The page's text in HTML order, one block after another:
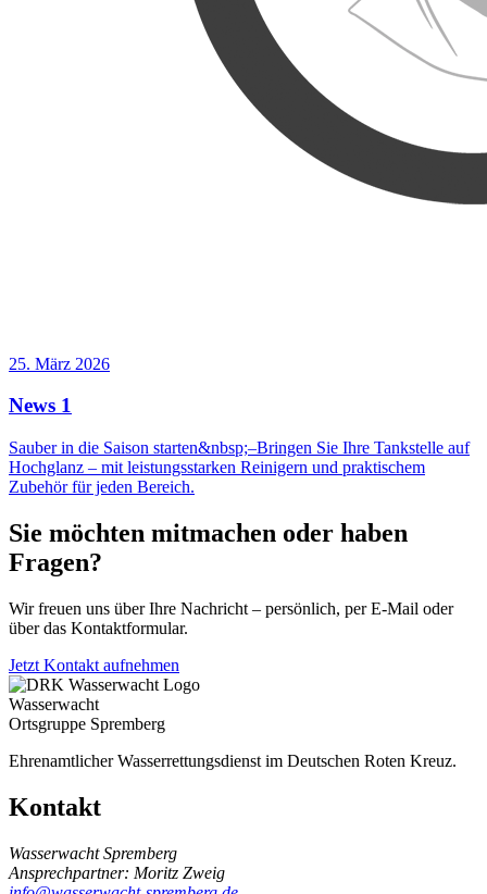
25. März 2026
News 1
Sauber in die Saison starten&nbsp;–Bringen Sie Ihre Tankstelle auf
Hochglanz – mit leistungsstarken Reinigern und praktischem
Zubehör für jeden Bereich.
Sie möchten mitmachen oder haben
Fragen?
Wir freuen uns über Ihre Nachricht – persönlich, per E-Mail oder
über das Kontaktformular.
Jetzt Kontakt aufnehmen
Wasserwacht
Ortsgruppe Spremberg
Ehrenamtlicher Wasserrettungsdienst im Deutschen Roten Kreuz.
Kontakt
Wasserwacht Spremberg
Ansprechpartner: Moritz Zweig